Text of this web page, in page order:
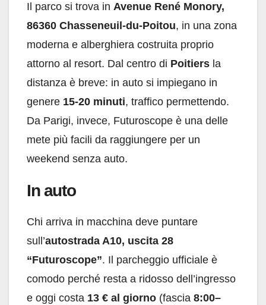
Il parco si trova in Avenue René Monory,
86360 Chasseneuil-du-Poitou, in una zona
moderna e alberghiera costruita proprio
attorno al resort. Dal centro di Poitiers la
distanza è breve: in auto si impiegano in
genere 15-20 minuti, traffico permettendo.
Da Parigi, invece, Futuroscope è una delle
mete più facili da raggiungere per un
weekend senza auto.
In auto
Chi arriva in macchina deve puntare
sull’autostrada A10, uscita 28
“Futuroscope”. Il parcheggio ufficiale è
comodo perché resta a ridosso dell’ingresso
e oggi costa 13 € al giorno (fascia 8:00–